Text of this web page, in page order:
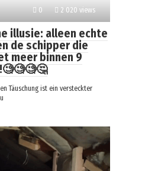
0 2 020 views
illusie: alleen echte
de schipper die
meer binnen 9
Täuschung ist ein versteckter